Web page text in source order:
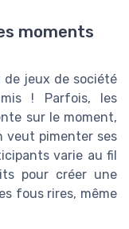
moments
de jeux de société
! Parfois, les
sur le moment,
veut pimenter ses
varie au fil
pour créer une
fous rires, même